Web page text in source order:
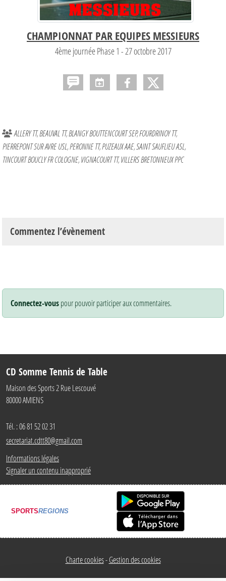
CHAMPIONNAT PAR EQUIPES MESSIEURS
4ème journée Phase 1 - 27 octobre 2017
ALLERY TT BEAUVAL TT BLANGY BOUTTENCOURT SEP FOURDRINOY TT
PIERREPONT SUR AVRE USL PERONNE TT PUZEAUX AAE SAINT SAUFLIEU ASL
TINCOURT BOUCLY FR COLOGNE VIGNACOURT TT VILLERS BRETONNEUX PPC
Commentez l’évènement
Connectez-vouspour pouvoir participer aux commentaires.
CD Somme Tennis de Table
Maison des Sports 2 Rue Lescouvé
80000AMIENS
Tél. :06 81 52 02 31
secretariat.cdtt80@gmail.com
Informations légales
Signaler un contenu inapproprié
SPORTSREGIONS
Charte cookies Gestion des cookies